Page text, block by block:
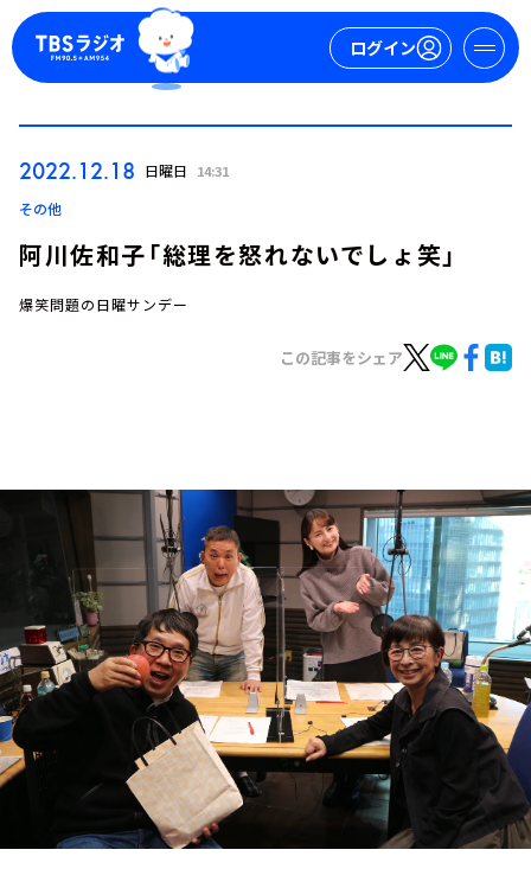
ログイン
トピックス
TBS Podcast
お知らせ
イベント・グッズ
YouTube
会社情報
2022.12.18 日曜日 14:31
その他
阿川佐和子「総理を怒れないでしょ笑」
爆笑問題の日曜サンデー
この記事をシェア